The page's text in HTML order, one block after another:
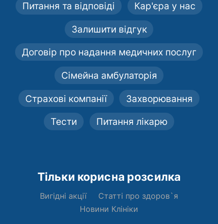
Питання та відповіді Кар'єра у нас
Залишити відгук
Договір про надання медичних послуг
Сімейна амбулаторія
Страхові компанії Захворювання
Тести Питання лікарю
Тільки корисна розсилка
Вигідні акції
Статті про здоров`я
Новини Клініки